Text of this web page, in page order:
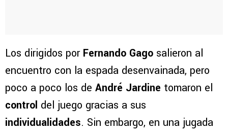
Los dirigidos por Fernando Gago salieron al
encuentro con la espada desenvainada, pero
poco a poco los de André Jardine tomaron el
control del juego gracias a sus
individualidades. Sin embargo, en una jugada